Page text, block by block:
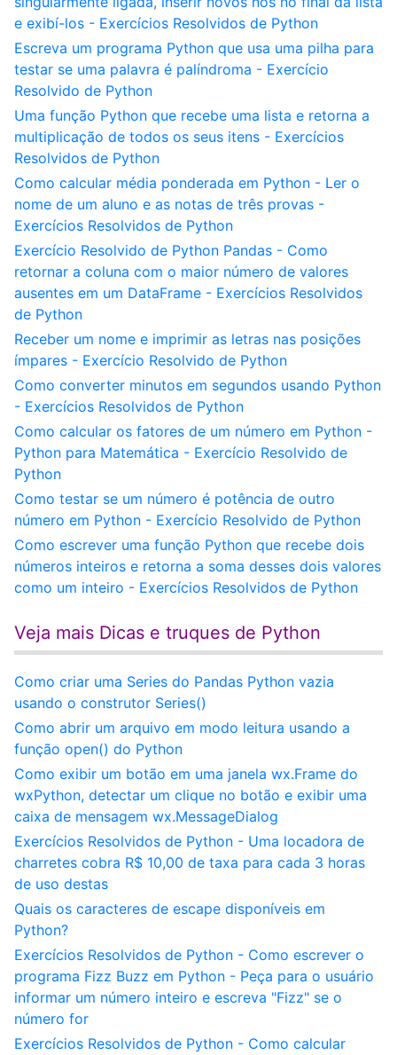
e exibí-los - Exercícios Resolvidos de Python
Escreva um programa Python que usa uma pilha para
testar se uma palavra é palíndroma - Exercício
Resolvido de Python
Uma função Python que recebe uma lista e retorna a
multiplicação de todos os seus itens - Exercícios
Resolvidos de Python
Como calcular média ponderada em Python - Ler o
nome de um aluno e as notas de três provas -
Exercícios Resolvidos de Python
Exercício Resolvido de Python Pandas - Como
retornar a coluna com o maior número de valores
ausentes em um DataFrame - Exercícios Resolvidos
de Python
Receber um nome e imprimir as letras nas posições
ímpares - Exercício Resolvido de Python
Como converter minutos em segundos usando Python
- Exercícios Resolvidos de Python
Como calcular os fatores de um número em Python -
Python para Matemática - Exercício Resolvido de
Python
Como testar se um número é potência de outro
número em Python - Exercício Resolvido de Python
Como escrever uma função Python que recebe dois
números inteiros e retorna a soma desses dois valores
como um inteiro - Exercícios Resolvidos de Python
Veja mais Dicas e truques de Python
Como criar uma Series do Pandas Python vazia
usando o construtor Series()
Como abrir um arquivo em modo leitura usando a
função open() do Python
Como exibir um botão em uma janela wx.Frame do
wxPython, detectar um clique no botão e exibir uma
caixa de mensagem wx.MessageDialog
Exercícios Resolvidos de Python - Uma locadora de
charretes cobra R$ 10,00 de taxa para cada 3 horas
de uso destas
Quais os caracteres de escape disponíveis em
Python?
Exercícios Resolvidos de Python - Como escrever o
programa Fizz Buzz em Python - Peça para o usuário
informar um número inteiro e escreva "Fizz" se o
número for
Exercícios Resolvidos de Python - Como calcular